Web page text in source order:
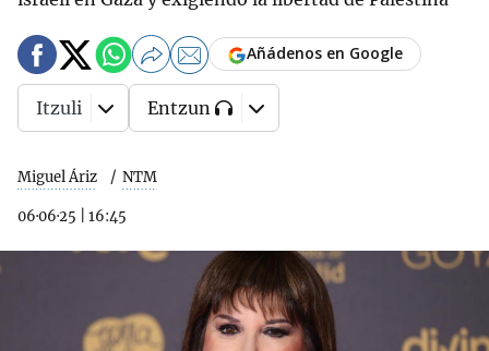
Miguel Áriz NTM
06·06·25 16:45
Añádenos en Google
Itzuli Entzun